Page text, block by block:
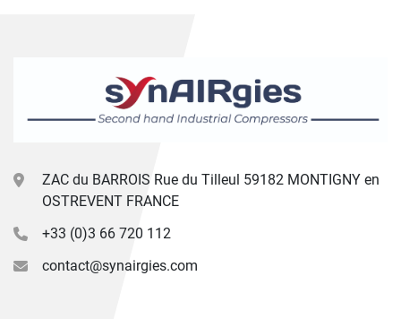
ZAC du BARROIS Rue du Tilleul 59182 MONTIGNY en
OSTREVENT FRANCE
+33 (0)3 66 720 112
contact@synairgies.com